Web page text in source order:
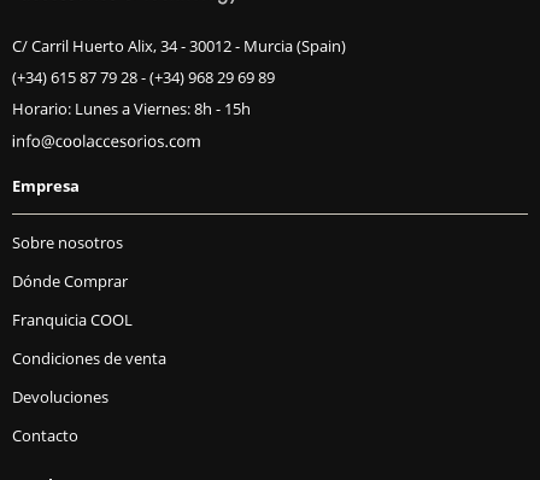
C/ Carril Huerto Alix, 34 - 30012 - Murcia (Spain)
(+34) 615 87 79 28-(+34) 968 29 69 89
Horario: Lunes a Viernes: 8h - 15h
Empresa
Sobre nosotros
Dónde Comprar
Franquicia COOL
Condiciones de venta
Devoluciones
Contacto